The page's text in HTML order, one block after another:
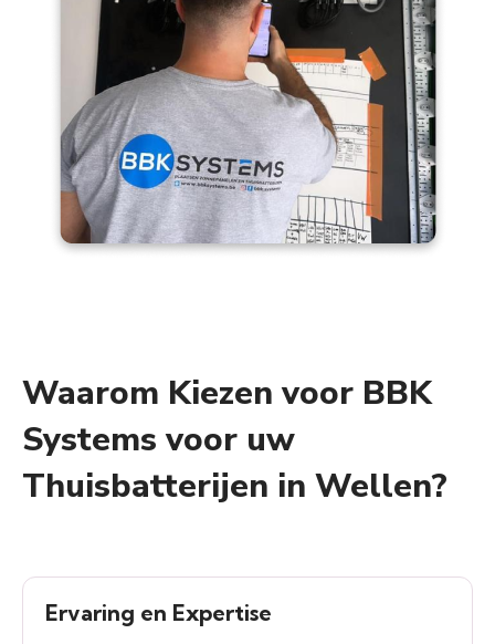
Waarom Kiezen voor BBK
Systems voor uw
Thuisbatterijen in Wellen?
Ervaring en Expertise